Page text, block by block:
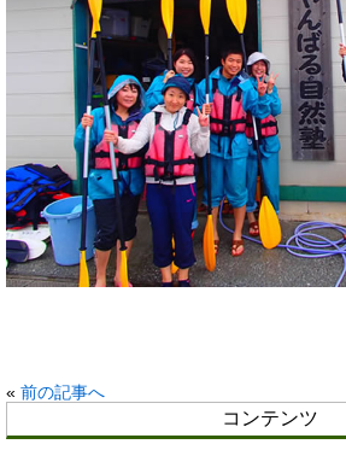
« 前の記事へ
コンテンツ